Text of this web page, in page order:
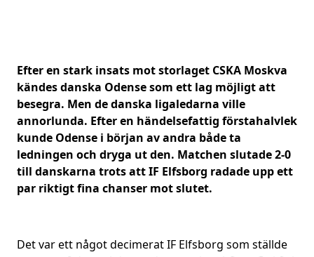
Efter en stark insats mot storlaget CSKA Moskva
kändes danska Odense som ett lag möjligt att
besegra. Men de danska ligaledarna ville
annorlunda. Efter en händelsefattig förstahalvlek
kunde Odense i början av andra både ta
ledningen och dryga ut den. Matchen slutade 2-0
till danskarna trots att IF Elfsborg radade upp ett
par riktigt fina chanser mot slutet.
Det var ett något decimerat IF Elfsborg som ställde